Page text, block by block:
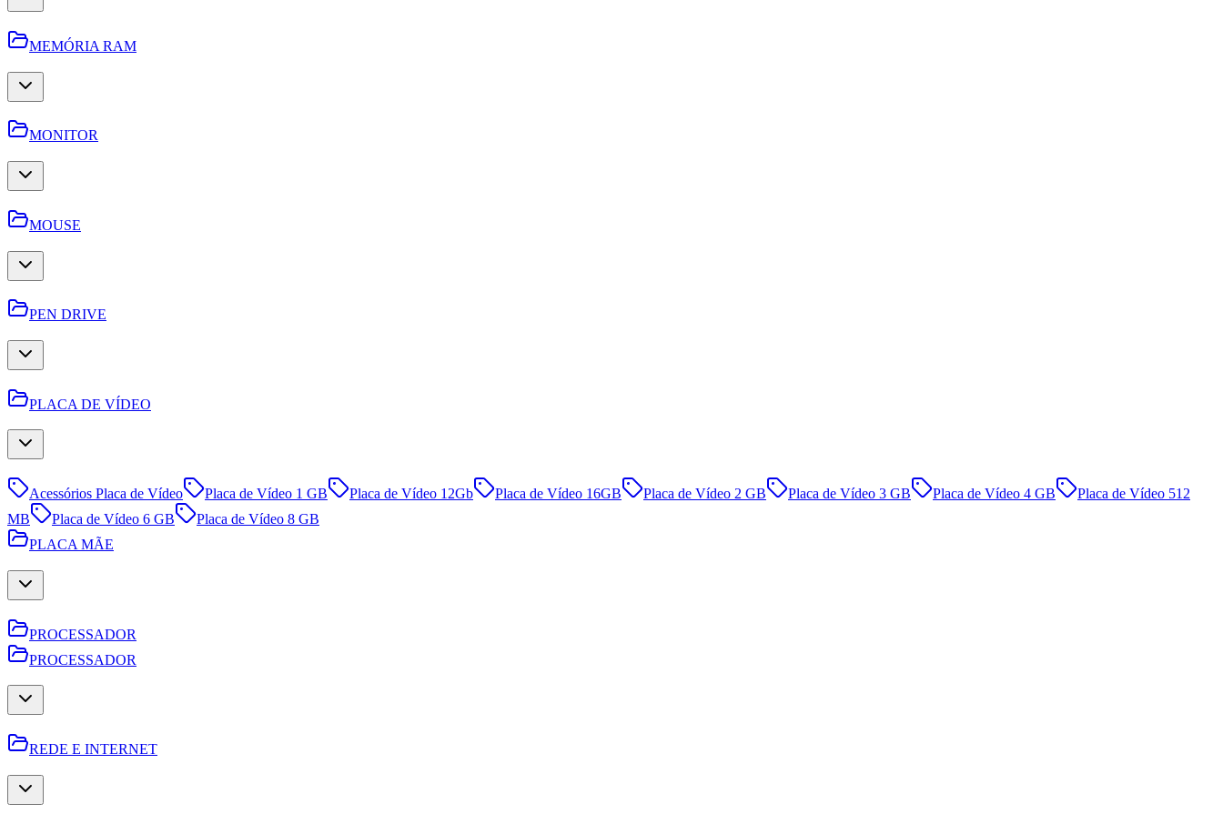
MEMÓRIA RAM
MONITOR
MOUSE
PEN DRIVE
PLACA DE VÍDEO
Acessórios Placa de Vídeo Placa de Vídeo 1 GB Placa de Vídeo 12Gb Placa de Vídeo 16GB Placa de Vídeo 2 GB Placa de Vídeo 3 GB Placa de Vídeo 4 GB
Placa de Vídeo 512
MB
Placa de Vídeo 6 GB
Placa de Vídeo 8 GB
PLACA MÃE
PROCESSADOR
PROCESSADOR
REDE E INTERNET